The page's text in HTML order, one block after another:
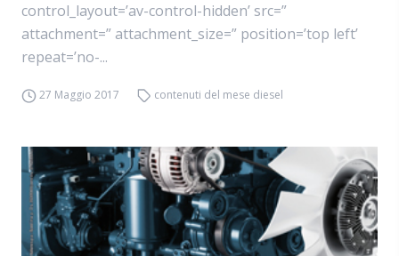
control_layout=’av-control-hidden’ src=”
attachment=” attachment_size=” position=’top left’
repeat=’no-...
27 Maggio 2017 contenuti del mese diesel